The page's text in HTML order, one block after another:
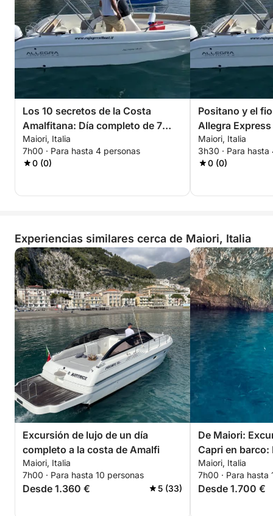
Los 10 secretos de la Costa
Amalfitana: Día completo de 7
horas
Maiori, Italia
7h00 · Para hasta 4 personas
0 (0)
Positano y el
Allegra Express
Maiori, Italia
3h30 · Para
0 (0)
Experiencias similares cerca de Maiori, Italia
Excursión de lujo de un día
completo a la costa de Amalfi
Maiori, Italia
7h00 · Para hasta 10 personas
Desde 1.360 € 5 (33)
De Maiori:
Capri en
amalfitana con
Maiori, Italia
7h00 · Para hasta
Desde 1.700 €